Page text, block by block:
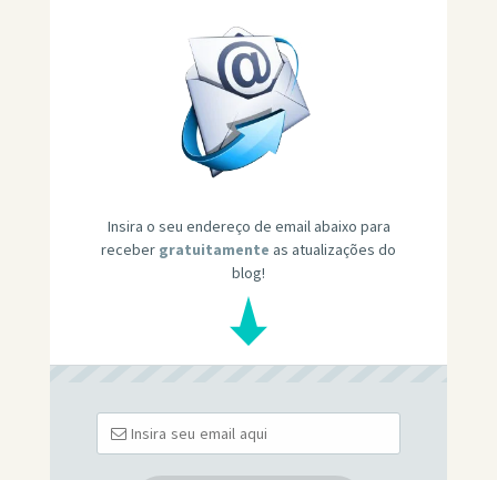
Insira o seu endereço de email abaixo para
receber gratuitamente as atualizações do
blog!